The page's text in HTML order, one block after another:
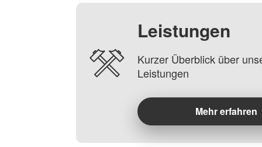
Leistungen
Kurzer Überblick über
Leistungen
Mehr erfahren